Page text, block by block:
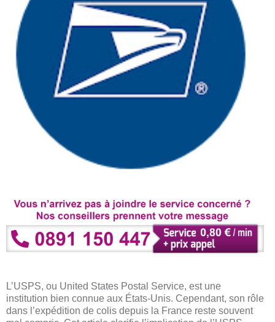
L’USPS, ou United States Postal Service, est une
institution bien connue aux États-Unis. Cependant, son rôle
dans l’expédition de colis depuis la France reste souvent